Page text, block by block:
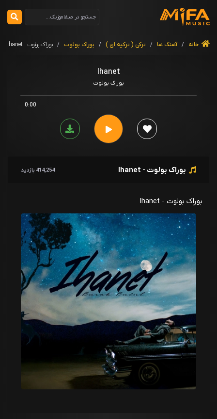
خانه / آهنگ ها / ترکی ( ترکیه ای ) / بوراک بولوت / بوراک بولوت - Ihanet
Ihanet
بوراک بولوت
0:00
بوراک بولوت - Ihanet 414,254 بازدید
بوراک بولوت - Ihanet